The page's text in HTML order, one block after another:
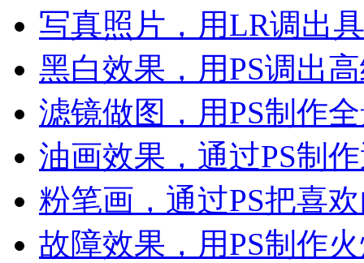
写真照片，用LR调出
黑白效果，用PS调出
滤镜做图，用PS制作
油画效果，通过PS制
粉笔画，通过PS把喜
故障效果，用PS制作